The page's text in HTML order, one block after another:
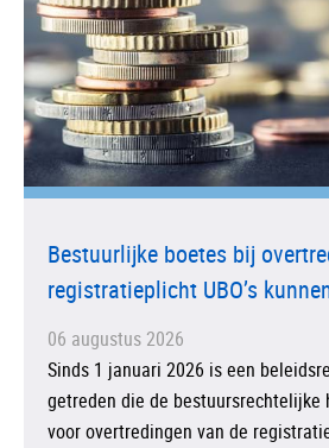
Bestuurlijke boetes bij
registratieplicht UBO’s
06 augustus 2026
Sinds 1 januari 2026 is een
getreden die de bestuursrechtelijke
voor overtredingen van de